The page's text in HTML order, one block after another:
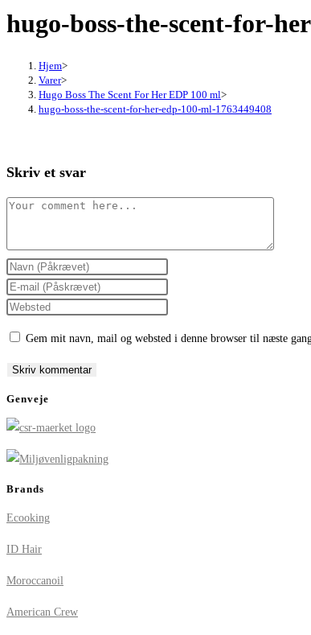
hugo-boss-the-scent-for-
Hjem>
Varer>
Hugo Boss The Scent For Her EDP 100 ml>
hugo-boss-the-scent-for-her-edp-100-ml-1763449408
Skriv et svar
Comment
Enter
your
name
to
Enter
your
to
Enter
URL
Gem mit navn, mail og websted i denne browser til næste
Genveje
Brands
Ecooking
ID Hair
Moroccanoil
American Crew